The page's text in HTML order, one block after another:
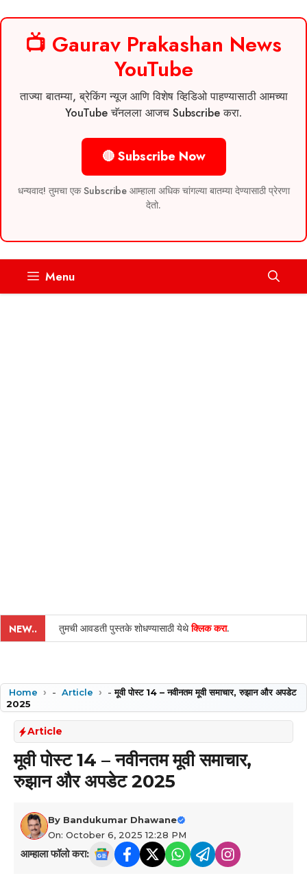
📺 Gaurav Prakashan News
YouTube
ताज्या बातम्या, ब्रेकिंग न्यूज आणि विशेष व्हिडिओ पाहण्यासाठी आमच्या
YouTube चॅनलला आजच Subscribe करा.
🔴 Subscribe Now
धन्यवाद! तुमचा एक Subscribe आम्हाला अधिक चांगल्या बातम्या देण्यासाठी प्रेरणा
देतो.
Menu
NEW.. तुमची आवडती पुस्तके शोधण्यासाठी येथेक्लिक करा.
Home - Article -मूवी पोस्ट 14 – नवीनतम मूवी समाचार, रुझान और अपडेट
2025
Article
मूवी पोस्ट 14 – नवीनतम मूवी समाचार,
रुझान और अपडेट 2025
By Bandukumar Dhawane
On: October 6, 2025 12:28 PM
आम्हाला फॉलो करा: